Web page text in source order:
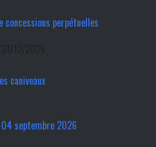
concessions perpétuelles
caniveaux
septembre 2026